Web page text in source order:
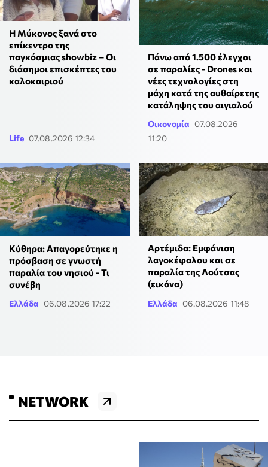
Η Μύκονος ξανά στο
επίκεντρο της
παγκόσμιας showbiz – Οι
διάσημοι επισκέπτες του
καλοκαιριού
Life 07.08.2026 12:34
Πάνω από 1.500 έλεγχοι
σε παραλίες - Drones και
νέες τεχνολογίες στη
μάχη κατά της αυθαίρετης
κατάληψης του αιγιαλού
Οικονομία 07.08.2026
11:20
Κύθηρα: Απαγορεύτηκε η
πρόσβαση σε γνωστή
παραλία του νησιού - Τι
συνέβη
Ελλάδα 06.08.2026 17:22
Αρτέμιδα: Εμφάνιση
λαγοκέφαλου και σε
παραλία της Λούτσας
(εικόνα)
Ελλάδα 06.08.2026 11:48
NETWORK